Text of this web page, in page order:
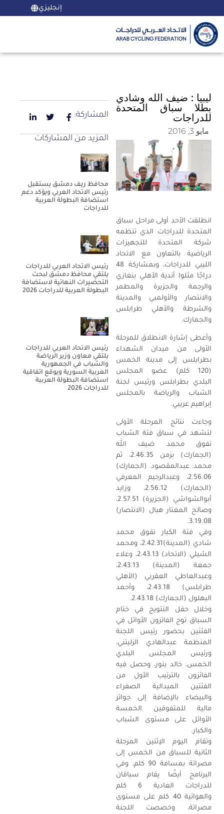
إنجليزي
ليبيا : ضيف الله وشادي
بطلا سباق المتحدة
للدراجات
مايو 3, 2016
انطلقت الأحد أولى مراحل سباق
المتحدة للدراجات الذي تنظمه
شركة المتحدة للتجهيزات
الرياضية بالتعاون مع الاتحاد
الليبي للدراجات، وبمشاركة 48
دراجًا مثلوا أندية الأهلي بنغازي
والرجمة والجزيرة والمطمر
والانتصار والأولمبي والمدينة
والشرطة والأهلي طرابلس
والجمارك.
وأعطى إشارة الانطلاق للمرحلة
الأولى من ميدان الشهداء
بطرابلس إلى مدينة الخمس
(120 كلم) عضو المجلس
البلدي بطرابلس ورئيس لجنة
الشباب والرياضة بالمجلس
إبراهيم عريبي.
وجاءت نتائج المرحلة الأولى
لتشهد في سباق فئة الشباب
تفوق محمد ضيف الله
(الجمارك) بزمن 2.46.35، ثم
محمد عبدالمقصود (الجمارك)
2.56.06، وعبدالرحيم المعرفي
(الجمارك) 2.56.12، وزايد
أبوالشواشي (الجزيرة) 2.57.51،
وصالح المغتار هبال (الانتصار)
3.19.08.
وفي فئة الكبار تفوق محمد
شادي (المدينة)2.42.31، ومحمد
الشبلي (الاتحاد) 2.43.13، وعلاء
جمعة (المدينة) 2.43.13،
وعبدالعاطي العقربي (الأهلي
طرابلس) 2.43.18، وأحمد
البهلول (الجمارك) 2.43.18.
وخلال حفل التتويج في ختام
السباق توج الفائزون الأوائل في
الفئتين بحضور رئيس اللجنة
المنظمة عبدالهادي الزليتني،
ورئيس المجلس البلدي
الخمس، خالد بنور، وحصل فيه
الفائزون بالترتيب الأول من
الفئتين الميدالية الصفراء
والبيضاء بالإضافة إلى جوائز
مالية للمتفوقين الخمسة
الأوائل على مستوى الشباب
والكبار.
وتقام اليوم الإثنين المرحلة
الثانية للسباق من الخمس إلى
مصراتة بمسافة 90 كلم، وفي
البرنامج أيضًا يقام سباقان
للدراجات العادية 6 كلم
والهوائية 40 كلم على مستوى
مصراتة، وخصصت اللجنة
المشاركة:
المزيد من المشاركات
محافظ ريف دمشق يستقبل
رئيس الاتحاد العربي ويؤكد دعم
استضافة البطولة العربية
للدراجات
رئيس الاتحاد العربي للدراجات
يلتقي محافظ دمشق لبحث
التحضيرات النهائية لاستضافة
البطولة العربية للدراجات 2026
رئيس الاتحاد العربي للدراجات
يلتقي معاون وزير الرياضة
والشباب في الجمهورية
العربية السورية ويوقع اتفاقية
استضافة البطولة العربية
للدراجات 2026